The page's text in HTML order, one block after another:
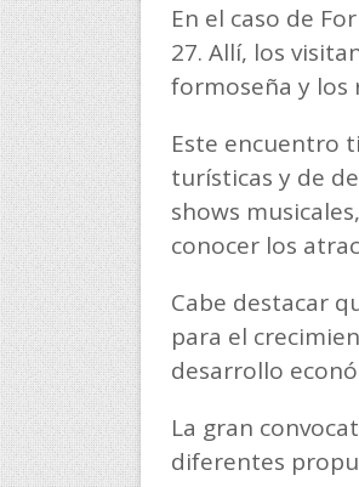
En el caso de
27. Allí, los
formoseña y los
Este encuentro
turísticas y de
shows
conocer los
Cabe destacar
para el
desarrollo
La gran
diferentes